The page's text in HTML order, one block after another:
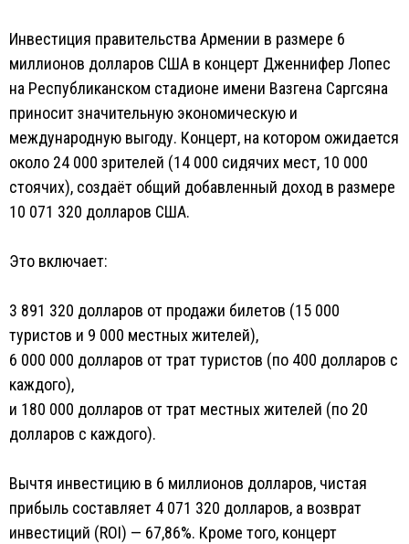
Инвестиция правительства Армении в размере 6
миллионов долларов США в концерт Дженнифер Лопес
на Республиканском стадионе имени Вазгена Саргсяна
приносит значительную экономическую и
международную выгоду. Концерт, на котором ожидается
около 24 000 зрителей (14 000 сидячих мест, 10 000
стоячих), создаёт общий добавленный доход в размере
10 071 320 долларов США.
Это включает:
3 891 320 долларов от продажи билетов (15 000
туристов и 9 000 местных жителей),
6 000 000 долларов от трат туристов (по 400 долларов с
каждого),
и 180 000 долларов от трат местных жителей (по 20
долларов с каждого).
Вычтя инвестицию в 6 миллионов долларов, чистая
прибыль составляет 4 071 320 долларов, а возврат
инвестиций (ROI) — 67,86%. Кроме того, концерт